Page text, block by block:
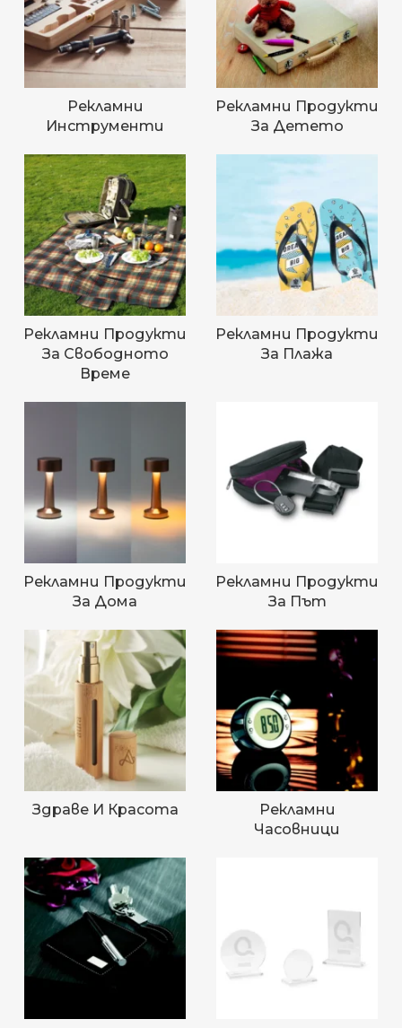
Рекламни
Инструменти
Рекламни Продукти
За Детето
Рекламни Продукти
За Свободното
Време
Рекламни Продукти
За Плажа
Рекламни Продукти
За Дома
Рекламни Продукти
За Път
Здраве И Красота
Рекламни
Часовници